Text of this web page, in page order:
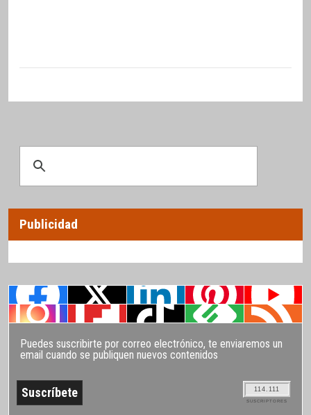
Publicidad
Puedes suscribirte por correo electrónico, te enviaremos un
email cuando se publiquen nuevos contenidos
114.111
SUSCRIPTORES